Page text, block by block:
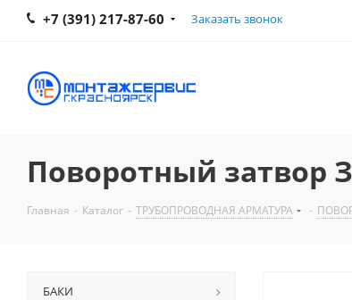
+7 (391) 217-87-60 Заказать звонок
Поворотный затвор
Главная - Каталог - ТРУБОПРОВОДНАЯ АРМАТУРА -
БАКИ